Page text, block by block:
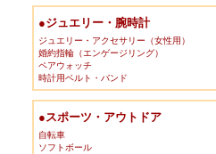
●ジュエリー・腕時計
ジュエリー・アクセサリー（女性用）
婚約指輪（エンゲージリング）
ペアウォッチ
時計用ベルト・バンド
●スポーツ・アウトドア
自転車
ソフトボール